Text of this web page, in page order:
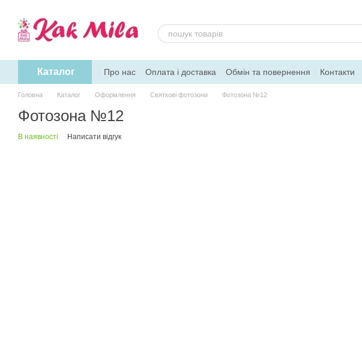
Каталог Про нас Оплата і доставка Обмін та повернення Контакти
Головна Каталог Оформлення Святкові фотозони Фотозона №12
Фотозона №12
В наявності Написати відгук